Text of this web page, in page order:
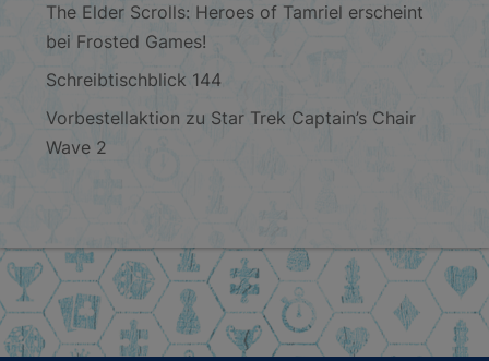
The Elder Scrolls: Heroes of Tamriel erscheint
bei Frosted Games!
Schreibtischblick 144
Vorbestellaktion zu Star Trek Captain’s Chair
Wave 2